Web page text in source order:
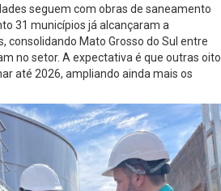
seguem com obras de saneamento
31 municípios já alcançaram a
consolidando Mato Grosso do Sul entre
no setor. A expectativa é que outras oito
até 2026, ampliando ainda mais os